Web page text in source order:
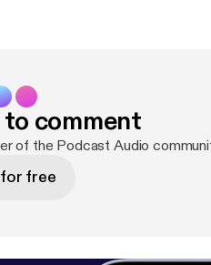
comment
of the Podcast Audio
free